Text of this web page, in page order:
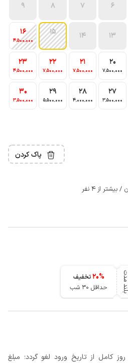
6
7
8
9
13
14
15
16
4٬500٬000
20
7٬500٬000
21
7٬500٬000
22
7٬500٬000
23
4٬500٬000
27
3٬500٬000
28
4٬000٬000
29
5٬500٬000
30
3٬500٬000
پاک کردن
بلند مدت 20%
تخفیف
حداقل 30 شب
در صورتی که رزرو، حداقل 5 روز کامل از تاریخ ورود لغو گردد؛ مبلغ